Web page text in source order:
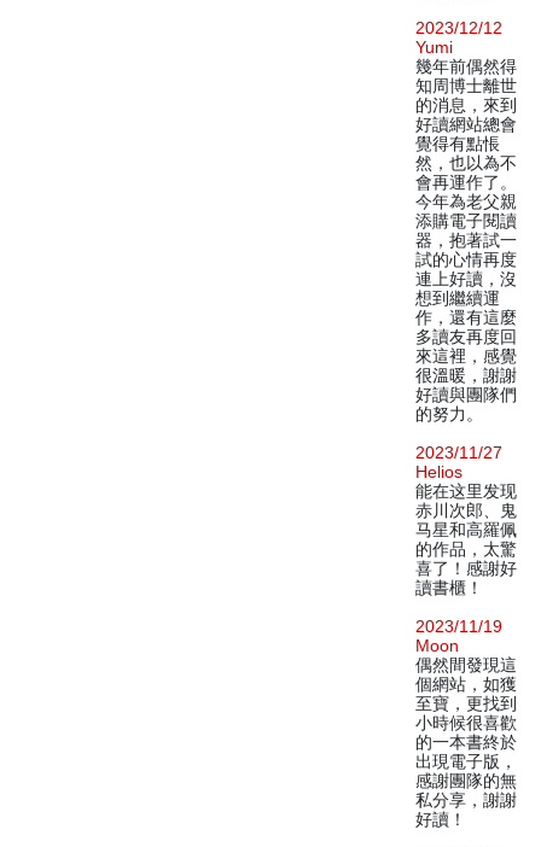
2023/12/12
Yumi
幾年前偶然得
知周博士離世
的消息，來到
好讀網站總會
覺得有點悵
然，也以為不
會再運作了。
今年為老父親
添購電子閱讀
器，抱著試一
試的心情再度
連上好讀，沒
想到繼續運
作，還有這麼
多讀友再度回
來這裡，感覺
很溫暖，謝謝
好讀與團隊們
的努力。
2023/11/27
Helios
能在这里发现
赤川次郎、鬼
马星和高羅佩
的作品，太驚
喜了！感謝好
讀書櫃！
2023/11/19
Moon
偶然間發現這
個網站，如獲
至寶，更找到
小時候很喜歡
的一本書終於
出現電子版，
感謝團隊的無
私分享，謝謝
好讀！